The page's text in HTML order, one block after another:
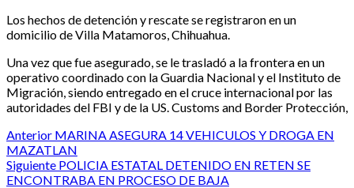
Los hechos de detención y rescate se registraron en un
domicilio de Villa Matamoros, Chihuahua.
Una vez que fue asegurado, se le trasladó a la frontera en un
operativo coordinado con la Guardia Nacional y el Instituto de
Migración, siendo entregado en el cruce internacional por las
autoridades del FBI y de la US. Customs and Border Protección,
Post
navigation
Anterior MARINA ASEGURA 14 VEHICULOS Y DROGA EN
MAZATLAN
Siguiente POLICIA ESTATAL DETENIDO EN RETEN SE
ENCONTRABA EN PROCESO DE BAJA